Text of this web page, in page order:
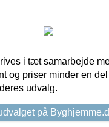
i tæt samarbejde
og priser minder en
udvalg.
på